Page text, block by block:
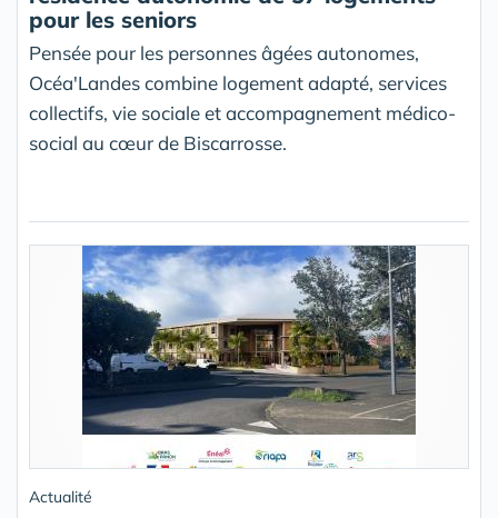
pour les seniors
Pensée pour les personnes âgées autonomes,
Océa'Landes combine logement adapté, services
collectifs, vie sociale et accompagnement médico-
social au cœur de Biscarrosse.
Actualité